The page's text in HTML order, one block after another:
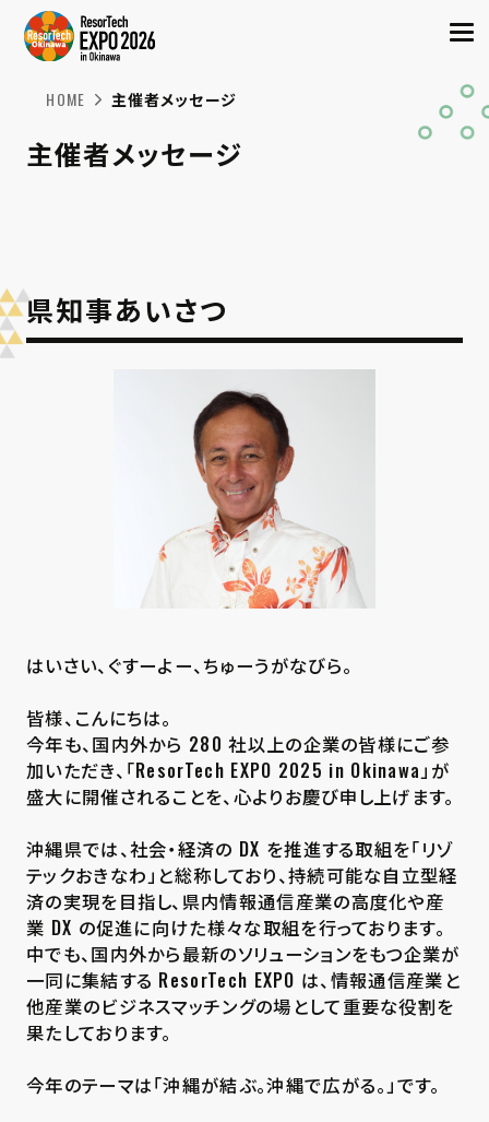
HOME 主催者メッセージ
主催者メッセージ
県知事あいさつ
はいさい、ぐすーよー、ちゅーうがなびら。
皆様、こんにちは。
今年も、国内外から 280 社以上の企業の皆様にご参
加いただき、「ResorTech EXPO 2025 in Okinawa」が
盛大に開催されることを、心よりお慶び申し上げます。
沖縄県では、社会・経済の DX を推進する取組を「リゾ
テックおきなわ」と総称しており、持続可能な自立型経
済の実現を目指し、県内情報通信産業の高度化や産
業 DX の促進に向けた様々な取組を行っております。
中でも、国内外から最新のソリューションをもつ企業が
一同に集結する ResorTech EXPO は、情報通信産業と
他産業のビジネスマッチングの場として重要な役割を
果たしております。
今年のテーマは「沖縄が結ぶ。沖縄で広がる。」です。